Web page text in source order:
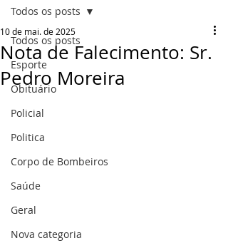
Todos os posts
Esporte
Obituário
Policial
Politica
Corpo de Bombeiros
Saúde
Geral
Nova categoria
Todos os posts
Nota de Falecimento: Sr.
Pedro Moreira
10 de mai. de 2025